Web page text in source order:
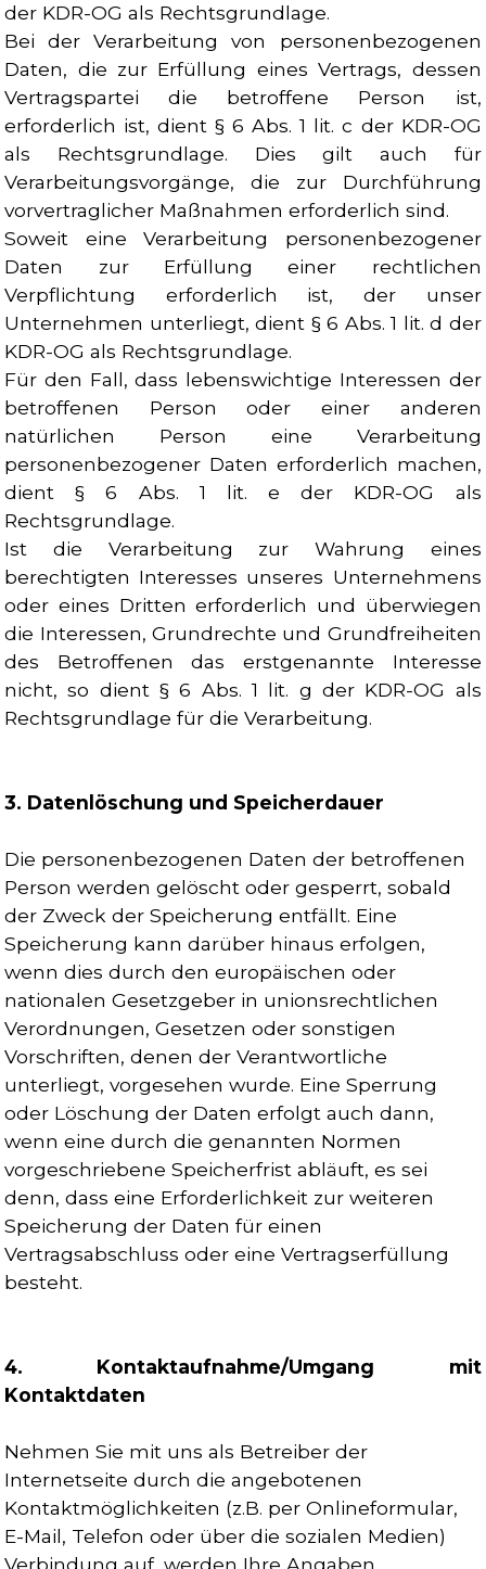
der KDR-OG als Rechtsgrundlage.
Bei der Verarbeitung von personenbezogenen
Daten, die zur Erfüllung eines Vertrags, dessen
Vertragspartei die betroffene Person ist,
erforderlich ist, dient § 6 Abs. 1 lit. c der KDR-OG
als Rechtsgrundlage. Dies gilt auch für
Verarbeitungsvorgänge, die zur Durchführung
vorvertraglicher Maßnahmen erforderlich sind.
Soweit eine Verarbeitung personenbezogener
Daten zur Erfüllung einer rechtlichen
Verpflichtung erforderlich ist, der unser
Unternehmen unterliegt, dient § 6 Abs. 1 lit. d der
KDR-OG als Rechtsgrundlage.
Für den Fall, dass lebenswichtige Interessen der
betroffenen Person oder einer anderen
natürlichen Person eine Verarbeitung
personenbezogener Daten erforderlich machen,
dient § 6 Abs. 1 lit. e der KDR-OG als
Rechtsgrundlage.
Ist die Verarbeitung zur Wahrung eines
berechtigten Interesses unseres Unternehmens
oder eines Dritten erforderlich und überwiegen
die Interessen, Grundrechte und Grundfreiheiten
des Betroffenen das erstgenannte Interesse
nicht, so dient § 6 Abs. 1 lit. g der KDR-OG als
Rechtsgrundlage für die Verarbeitung.
3. Datenlöschung und Speicherdauer
Die personenbezogenen Daten der betroffenen
Person werden gelöscht oder gesperrt, sobald
der Zweck der Speicherung entfällt. Eine
Speicherung kann darüber hinaus erfolgen,
wenn dies durch den europäischen oder
nationalen Gesetzgeber in unionsrechtlichen
Verordnungen, Gesetzen oder sonstigen
Vorschriften, denen der Verantwortliche
unterliegt, vorgesehen wurde. Eine Sperrung
oder Löschung der Daten erfolgt auch dann,
wenn eine durch die genannten Normen
vorgeschriebene Speicherfrist abläuft, es sei
denn, dass eine Erforderlichkeit zur weiteren
Speicherung der Daten für einen
Vertragsabschluss oder eine Vertragserfüllung
besteht.
4. Kontaktaufnahme/Umgang mit
Kontaktdaten
Nehmen Sie mit uns als Betreiber der
Internetseite durch die angebotenen
Kontaktmöglichkeiten (z.B. per Onlineformular,
E-Mail, Telefon oder über die sozialen Medien)
Verbindung auf, werden Ihre Angaben